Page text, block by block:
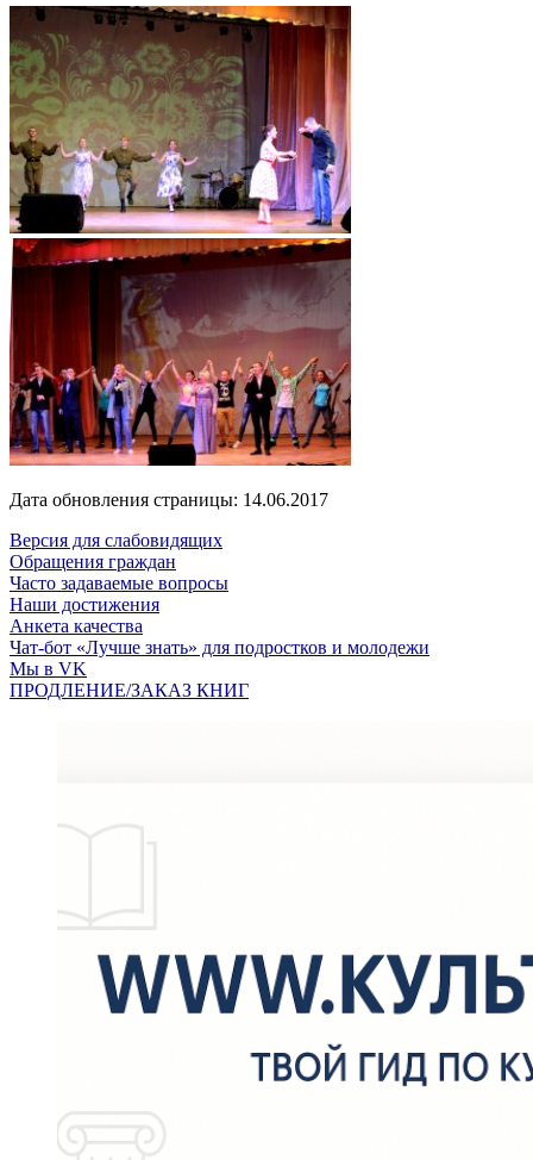
Дата обновления страницы: 14.06.2017
Версия для слабовидящих
Обращения граждан
Часто задаваемые вопросы
Наши достижения
Анкета качества
Чат-бот «Лучше знать» для подростков и молодежи
Мы в VK
ПРОДЛЕНИЕ/ЗАКАЗ КНИГ